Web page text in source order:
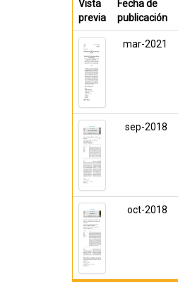
Vista
previa
Fecha de
publicación
mar-2021
sep-2018
oct-2018